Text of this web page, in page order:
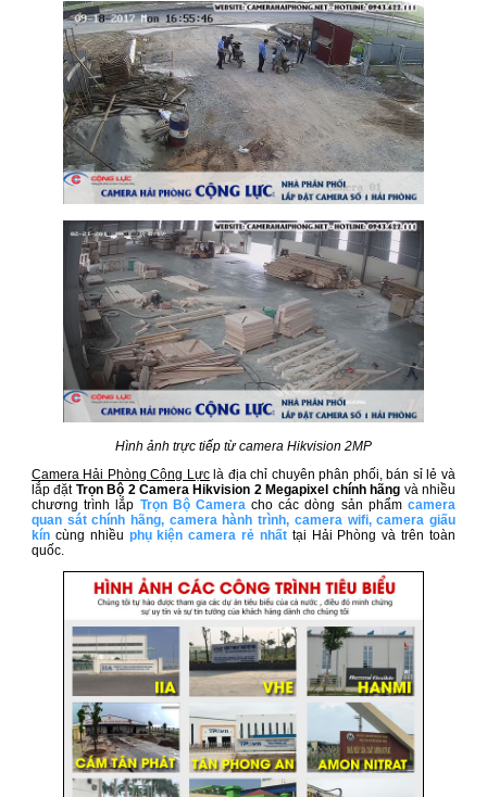
Hình ảnh trực tiếp từ camera Hikvision 2MP
Camera Hải Phòng Cộng Lựclà địa chỉ chuyên phân phối, bán sỉ lẻ và
lắp đặt Trọn Bộ 2 Camera Hikvision 2 Megapixel​ chính hãng và nhiều
chương trình lắp Trọn Bộ Cameracho các dòng sản phẩm camera
quan sát chính hãng, camera hành trình, camera wifi, camera giấu
kíncùng nhiều phụ kiện camera rẻ nhấttại Hải Phòng và trên toàn
quốc.